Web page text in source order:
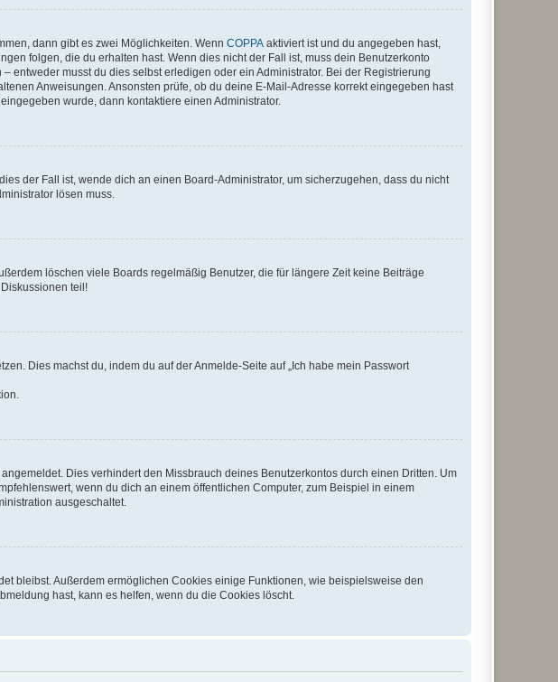
dann gibt es zwei Möglichkeiten. Wenn COPPA aktiviert ist und du angegeben hast,
folgen, die du erhalten hast. Wenn dies nicht der Fall ist, muss dein Benutzerkonto
musst du dies selbst erledigen oder ein Administrator. Bei der Registrierung
Anweisungen. Ansonsten prüfe, ob du deine E-Mail-Adresse korrekt eingegeben hast
wurde, dann kontaktiere einen Administrator.
der Fall ist, wende dich an einen Board-Administrator, um sicherzugehen, dass du nicht
lösen muss.
löschen viele Boards regelmäßig Benutzer, die für längere Zeit keine Beiträge
teil!
Dies machst du, indem du auf der Anmelde-Seite auf „Ich habe mein Passwort
Dies verhindert den Missbrauch deines Benutzerkontos durch einen Dritten. Um
wenn du dich an einem öffentlichen Computer, zum Beispiel in einem
ausgeschaltet.
bleibst. Außerdem ermöglichen Cookies einige Funktionen, wie beispielsweise den
hast, kann es helfen, wenn du die Cookies löscht.